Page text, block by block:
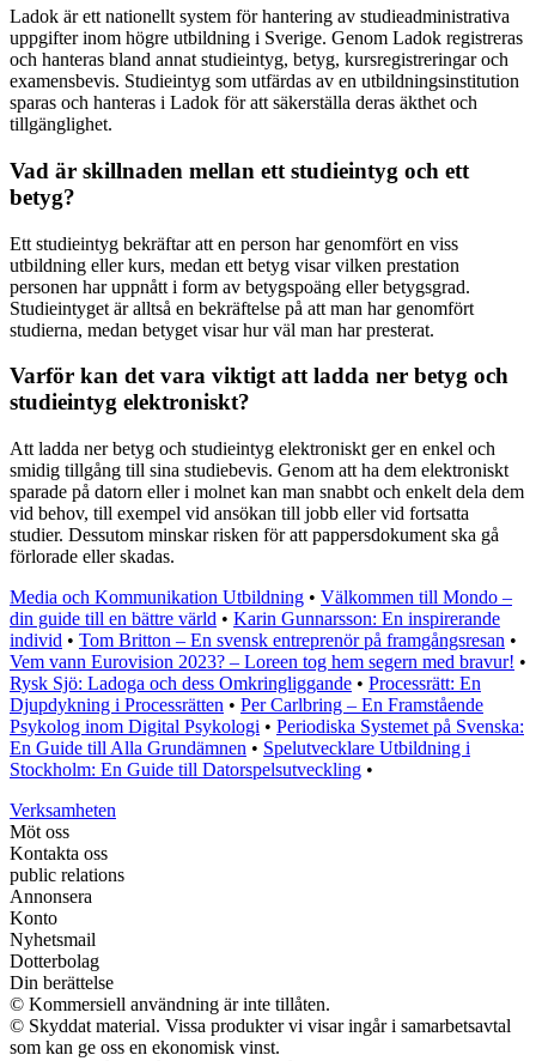
Ladok är ett nationellt system för hantering av studieadministrativa
uppgifter inom högre utbildning i Sverige. Genom Ladok registreras
och hanteras bland annat studieintyg, betyg, kursregistreringar och
examensbevis. Studieintyg som utfärdas av en utbildningsinstitution
sparas och hanteras i Ladok för att säkerställa deras äkthet och
tillgänglighet.
Vad är skillnaden mellan ett studieintyg och ett
betyg?
Ett studieintyg bekräftar att en person har genomfört en viss
utbildning eller kurs, medan ett betyg visar vilken prestation
personen har uppnått i form av betygspoäng eller betygsgrad.
Studieintyget är alltså en bekräftelse på att man har genomfört
studierna, medan betyget visar hur väl man har presterat.
Varför kan det vara viktigt att ladda ner betyg och
studieintyg elektroniskt?
Att ladda ner betyg och studieintyg elektroniskt ger en enkel och
smidig tillgång till sina studiebevis. Genom att ha dem elektroniskt
sparade på datorn eller i molnet kan man snabbt och enkelt dela dem
vid behov, till exempel vid ansökan till jobb eller vid fortsatta
studier. Dessutom minskar risken för att pappersdokument ska gå
förlorade eller skadas.
Media och Kommunikation Utbildning • Välkommen till Mondo –
din guide till en bättre värld • Karin Gunnarsson: En inspirerande
individ • Tom Britton – En svensk entreprenör på framgångsresan •
Vem vann Eurovision 2023? – Loreen tog hem segern med bravur! •
Rysk Sjö: Ladoga och dess Omkringliggande • Processrätt: En
Djupdykning i Processrätten • Per Carlbring – En Framstående
Psykolog inom Digital Psykologi • Periodiska Systemet på Svenska:
En Guide till Alla Grundämnen • Spelutvecklare Utbildning i
Stockholm: En Guide till Datorspelsutveckling •
Verksamheten
Möt oss
Kontakta oss
public relations
Annonsera
Konto
Nyhetsmail
Dotterbolag
Din berättelse
© Kommersiell användning är inte tillåten.
© Skyddat material. Vissa produkter vi visar ingår i samarbetsavtal
som kan ge oss en ekonomisk vinst.